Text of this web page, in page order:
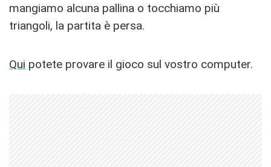
mangiamo alcuna pallina o tocchiamo più
triangoli, la partita è persa.
Qui potete provare il gioco sul vostro computer.